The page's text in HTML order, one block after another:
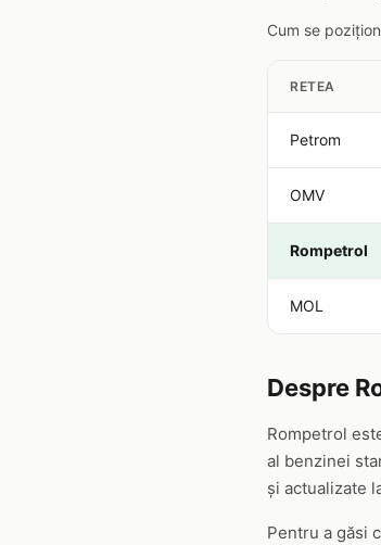
Cum se
RETEA
Petrom
OMV
Rompetrol
MOL
Despre
Rompetrol
al benzinei
și actualizate
Pentru a găsi